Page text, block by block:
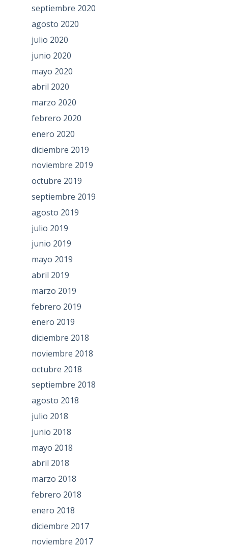
septiembre 2020
agosto 2020
julio 2020
junio 2020
mayo 2020
abril 2020
marzo 2020
febrero 2020
enero 2020
diciembre 2019
noviembre 2019
octubre 2019
septiembre 2019
agosto 2019
julio 2019
junio 2019
mayo 2019
abril 2019
marzo 2019
febrero 2019
enero 2019
diciembre 2018
noviembre 2018
octubre 2018
septiembre 2018
agosto 2018
julio 2018
junio 2018
mayo 2018
abril 2018
marzo 2018
febrero 2018
enero 2018
diciembre 2017
noviembre 2017